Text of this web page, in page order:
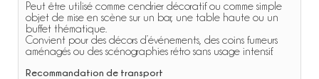
Peut être utilisé comme cendrier décoratif ou comme simple
objet de mise en scène sur un bar, une table haute ou un
buffet thématique.
Convient pour des décors d’événements, des coins fumeurs
aménagés ou des scénographies rétro sans usage intensif.
Recommandation de transport